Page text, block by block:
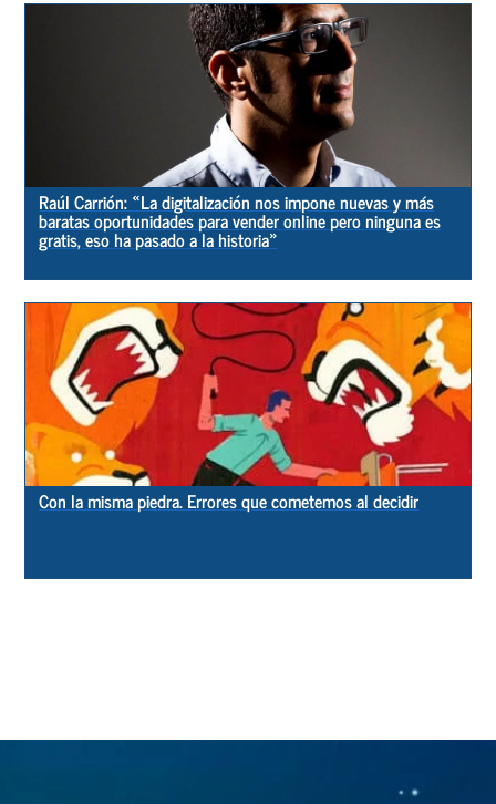
Raúl Carrión: «La digitalización nos impone nuevas y más
baratas oportunidades para vender online pero ninguna es
gratis, eso ha pasado a la historia»
Con la misma piedra. Errores que cometemos al decidir